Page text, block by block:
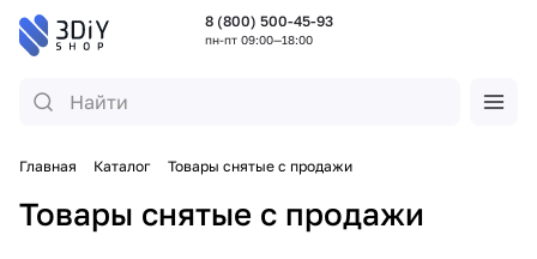
8 (800) 500-45-93
пн-пт 09:00—18:00
Главная Каталог Товары снятые с продажи
Товары снятые с продажи